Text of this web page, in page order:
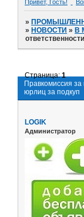
Привет, Гость!
»
»НОВОСТИ »В
Правкомиссия за
юрлиц за подкуп
Страница:1
LOGIK
Администратор